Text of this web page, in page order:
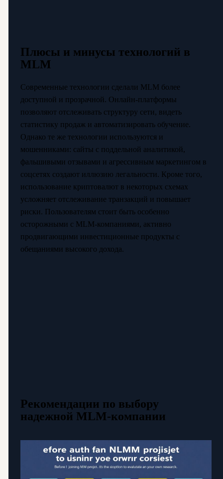
Плюсы и минусы технологий в
MLM
Современные технологии сделали MLM более
доступной и прозрачной. Онлайн-платформы
позволяют отслеживать структуру сети, видеть
статистику продаж и автоматизировать обучение.
Однако те же технологии используются и
мошенниками: сайты с поддельной аналитикой,
фальшивыми отзывами и агрессивным маркетингом в
соцсетях создают иллюзию легальности. Кроме того,
использование криптовалют в некоторых схемах
усложняет отслеживание транзакций и повышает
риски. Пользователям стоит быть особенно
осторожными с MLM-компаниями, активно
продвигающими инвестиционные продукты с
обещаниями высокого дохода.
Рекомендации по выбору
надежной MLM-компании